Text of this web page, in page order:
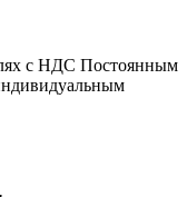
с НДС Постоянным